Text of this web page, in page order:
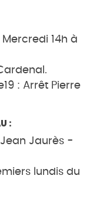
Mercredi 14h à
: Arrêt Pierre
:
Jean Jaurès -
lundis du